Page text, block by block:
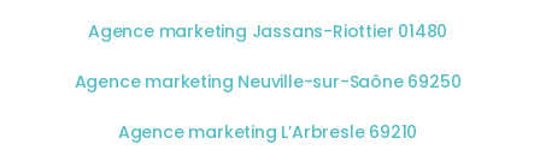
Agence marketing Jassans-Riottier 01480
Agence marketing Neuville-sur-Saône 69250
Agence marketing L’Arbresle 69210